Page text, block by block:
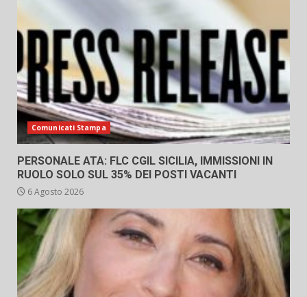
Comunicati Stampa
PERSONALE ATA: FLC CGIL SICILIA, IMMISSIONI IN
RUOLO SOLO SUL 35% DEI POSTI VACANTI
6 Agosto 2026